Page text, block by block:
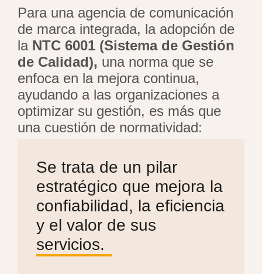
Para una agencia de comunicación
de marca integrada, la adopción de
la NTC 6001 (Sistema de Gestión
de Calidad), una norma que se
enfoca en la mejora continua,
ayudando a las organizaciones a
optimizar su gestión, es más que
una cuestión de normatividad:
Se trata de un pilar
estratégico que mejora la
confiabilidad, la eficiencia
y el valor de sus
servicios.